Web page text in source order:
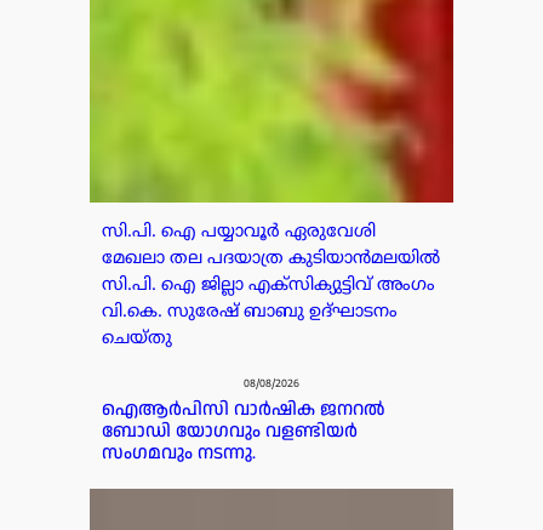
സി.പി. ഐ പയ്യാവൂർ ഏരുവേശി
മേഖലാ തല പദയാത്ര കുടിയാൻമലയിൽ
സി.പി. ഐ ജില്ലാ എക്സിക്യുട്ടിവ് അംഗം
വി.കെ. സുരേഷ് ബാബു ഉദ്ഘാടനം
ചെയ്തു
08/08/2026
ഐആർപിസി വാർഷിക ജനറൽ
ബോഡി യോഗവും വളണ്ടിയർ
സംഗമവും നടന്നു.